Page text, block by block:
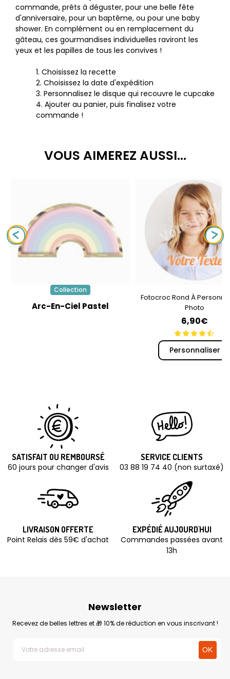
commande, prêts à déguster, pour une belle fête
d'anniversaire, pour un baptême, ou pour une baby
shower. En complément ou en remplacement du
gâteau, ces gourmandises individuelles raviront les
yeux et les papilles de tous les convives !
1. Choisissez la recette
2. Choisissez la date d'expédition
3. Personnalisez le disque qui recouvre le cupcake
4. Ajouter au panier, puis finalisez votre
commande !
VOUS AIMEREZ AUSSI...
Collection
Arc-En-Ciel Pastel
Fotocroc Rond À
Photo
6,90€
Personnaliser
SATISFAIT OU REMBOURSÉ
60 jours pour changer d'avis
SERVICE CLIENTS
03 88 19 74 40 (non surtaxé)
LIVRAISON OFFERTE
Point Relais dès 59€ d'achat
EXPÉDIÉ AUJOURD'HUI
Commandes passées avant
13h
Newsletter
Recevez de belles lettres et 🎁 10% de réduction en vous inscrivant !